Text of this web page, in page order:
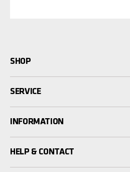
SHOP
SERVICE
INFORMATION
HELP & CONTACT